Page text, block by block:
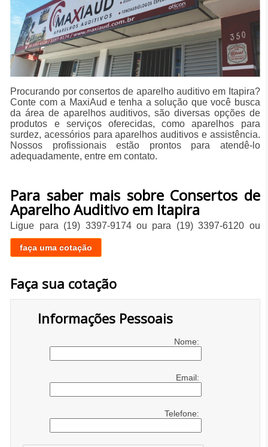
Procurando por consertos de aparelho auditivo em Itapira?
Conte com a MaxiAud e tenha a solução que você busca
da área de aparelhos auditivos, são diversas opções de
produtos e serviços oferecidas, como aparelhos para
surdez, acessórios para aparelhos auditivos e assistência.
Nossos profissionais estão prontos para atendê-lo
adequadamente, entre em contato.
Para saber mais sobre Consertos de
Aparelho Auditivo em Itapira
Ligue para (19) 3397-9174ou para (19) 3397-6120 ou
faça uma cotação
Faça sua cotação
Informações Pessoais
Nome:
Email:
Telefone: